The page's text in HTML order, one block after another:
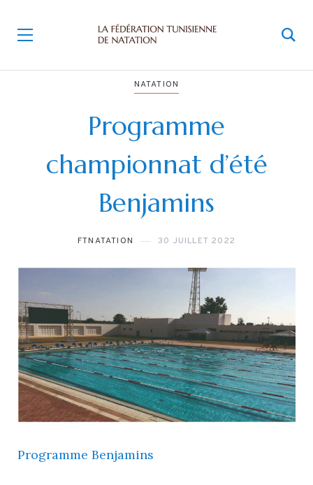
NATATION
Programme
championnat d’été
Benjamins
FTNATATION 30 JUILLET 2022
Programme Benjamins